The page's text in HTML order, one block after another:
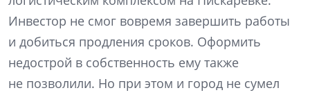
Инвестор не смог вовремя завершить работы
и добиться продления сроков. Оформить
недострой в собственность ему также
не позволили. Но при этом и город не сумел